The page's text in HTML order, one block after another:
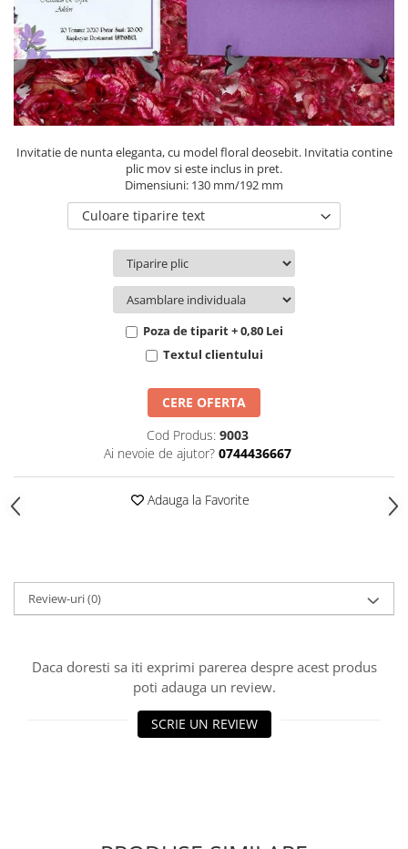
Pachete marturii
Pungi si cutii prajituri
Sticle si borcane
Cutii flori de hartie
Cutii flori de sapun
Cutii flori mixte
Cutii LUX
Aranjamente tematice
2025 Craciun
2020 Craciun si Anul Nou
2021 Crăciun
Toamna și Halloween
Invitatie de nunta eleganta, cu model floral deosebit. Invitatia contine
plic mov si este inclus in pret.
Dimensiuni: 130 mm/192 mm
Culoare tiparire text
Poza de tiparit + 0,80 Lei
Textul clientului
CERE OFERTA
Cod Produs: 9003
Ai nevoie de ajutor? 0744436667
Adauga la Favorite
Review-uri(0)
Daca doresti sa iti exprimi parerea despre acest produs
poti adauga un review.
SCRIE UN REVIEW